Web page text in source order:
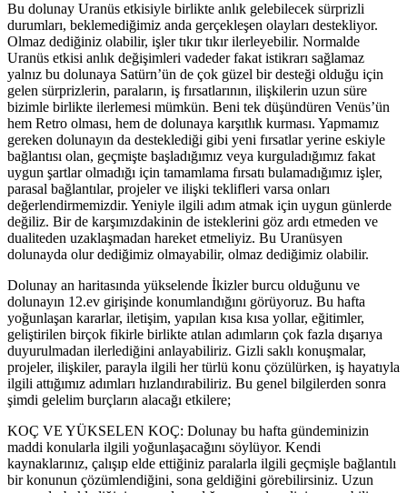
Bu dolunay Uranüs etkisiyle birlikte anlık gelebilecek sürprizli
durumları, beklemediğimiz anda gerçekleşen olayları destekliyor.
Olmaz dediğiniz olabilir, işler tıkır tıkır ilerleyebilir. Normalde
Uranüs etkisi anlık değişimleri vadeder fakat istikrarı sağlamaz
yalnız bu dolunaya Satürn’ün de çok güzel bir desteği olduğu için
gelen sürprizlerin, paraların, iş fırsatlarının, ilişkilerin uzun süre
bizimle birlikte ilerlemesi mümkün. Beni tek düşündüren Venüs’ün
hem Retro olması, hem de dolunaya karşıtlık kurması. Yapmamız
gereken dolunayın da desteklediği gibi yeni fırsatlar yerine eskiyle
bağlantısı olan, geçmişte başladığımız veya kurguladığımız fakat
uygun şartlar olmadığı için tamamlama fırsatı bulamadığımız işler,
parasal bağlantılar, projeler ve ilişki teklifleri varsa onları
değerlendirmemizdir. Yeniyle ilgili adım atmak için uygun günlerde
değiliz. Bir de karşımızdakinin de isteklerini göz ardı etmeden ve
dualiteden uzaklaşmadan hareket etmeliyiz. Bu Uranüsyen
dolunayda olur dediğimiz olmayabilir, olmaz dediğimiz olabilir.
Dolunay an haritasında yükselende İkizler burcu olduğunu ve
dolunayın 12.ev girişinde konumlandığını görüyoruz. Bu hafta
yoğunlaşan kararlar, iletişim, yapılan kısa kısa yollar, eğitimler,
geliştirilen birçok fikirle birlikte atılan adımların çok fazla dışarıya
duyurulmadan ilerlediğini anlayabiliriz. Gizli saklı konuşmalar,
projeler, ilişkiler, parayla ilgili her türlü konu çözülürken, iş hayatıyla
ilgili attığımız adımları hızlandırabiliriz. Bu genel bilgilerden sonra
şimdi gelelim burçların alacağı etkilere;
KOÇ VE YÜKSELEN KOÇ: Dolunay bu hafta gündeminizin
maddi konularla ilgili yoğunlaşacağını söylüyor. Kendi
kaynaklarınız, çalışıp elde ettiğiniz paralarla ilgili geçmişle bağlantılı
bir konunun çözümlendiğini, sona geldiğini görebilirsiniz. Uzun